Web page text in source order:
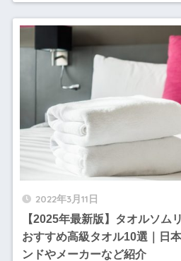
2022年3月11日
【2025年最新版】タオルソム
おすすめ高級タオル10選｜日
ンドやメーカーなど紹介